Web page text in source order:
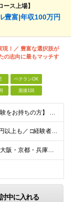
ス上場】
豊富|年収100万円
現！／ 豊富な選択肢が
の志向に最もマッチす
ベテランOK
面接1回
【ゲーム業界でデザイナー経験をお持ちの方】 直近でゲーム業界を経験している方は面接確約。 ※PhotoshopやIllustratorを始めとしたデザインツールが使える方を想定しています。 ※UIデザ
＼スキルによって年収700万円以上も／ □経験者 月給23万円～70万円+残業代+賞与 □未経験者 月給21万円以上+残業代+賞与 ※経験・スキル・年齢などを考慮の上、当社規定により決定(詳細は
東京・神奈川・千葉・埼玉・大阪・京都・兵庫・福岡のプロジェクト先 ※U・Iターン歓迎 ※リモートワーク可能な案件もあり ※勤務地は希望を考慮します！ ↓特に以下のエリアでプロジェクトが多数稼働中↓
中に入れる